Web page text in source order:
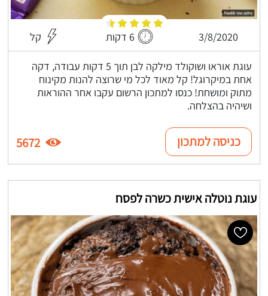
3/8/2020 6 דקות קל
עוגת אוראו ושוקולד מילקה לבן תוך 5 דקות עבודה, דקה
אחת במיקרוגל! קל מאוד לכל מי שרוצה להנות מקינוח
מתוק ומושחת! כנסו למתכון הרשום עקבו אחר ההוראות
ושיהיה בהצלחה.
כניסה למתכון 5672
עוגת נוטלה אישית כשרה לפסח